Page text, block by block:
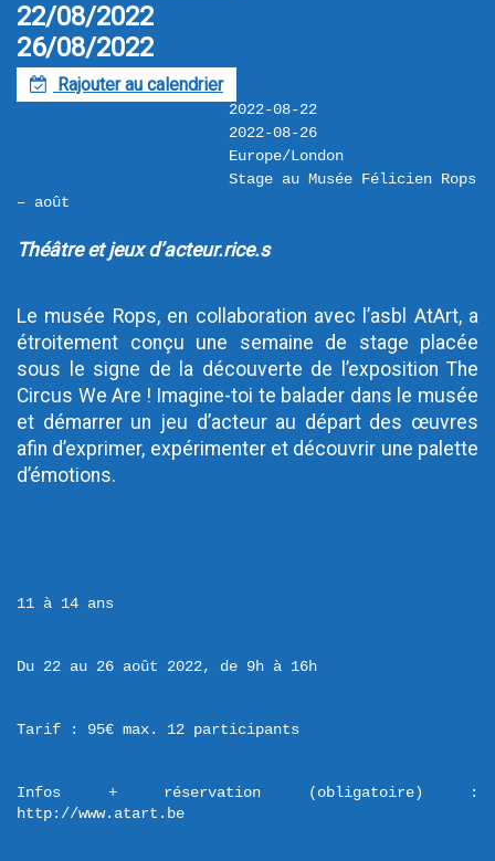
22/08/2022
26/08/2022
F Rajouter au calendrier
2022-08-22
2022-08-26
Europe/London
Stage au Musée Félicien Rops
– août
Théâtre et jeux d’acteur.rice.s
Le musée Rops, en collaboration avec l’asbl AtArt, a
étroitement conçu une semaine de stage placée
sous le signe de la découverte de l’exposition The
Circus We Are ! Imagine-toi te balader dans le musée
et démarrer un jeu d’acteur au départ des œuvres
afin d’exprimer, expérimenter et découvrir une palette
d’émotions.
11 à 14 ans
Du 22 au 26 août 2022, de 9h à 16h
Tarif : 95€ max. 12 participants
Infos + réservation (obligatoire) :
http://www.atart.be